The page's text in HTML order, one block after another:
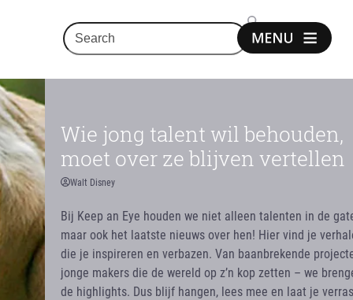
Show
notice
Search
Wie jong talent wil behouden,
moet over ze blijven vertellen
Walt Disney
Bij Keep an Eye houden we niet alleen talenten in de
maar ook het laatste nieuws over hen! Hier vind je
die je inspireren en verbazen. Van baanbrekende
jonge makers die de wereld op z’n kop zetten – we
de highlights. Dus blijf hangen, lees mee en laat je